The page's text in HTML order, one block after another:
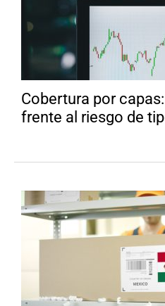
Cobertura por
frente al riesgo de